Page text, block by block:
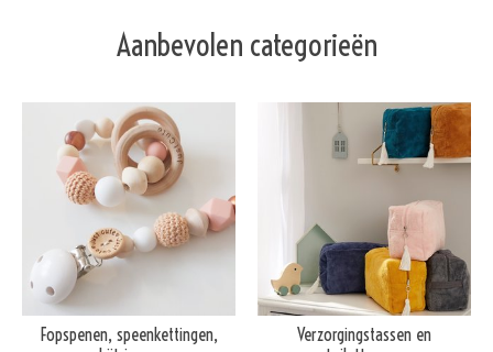
Aanbevolen categorieën
Fopspenen, speenkettingen,
Verzorgingstassen en